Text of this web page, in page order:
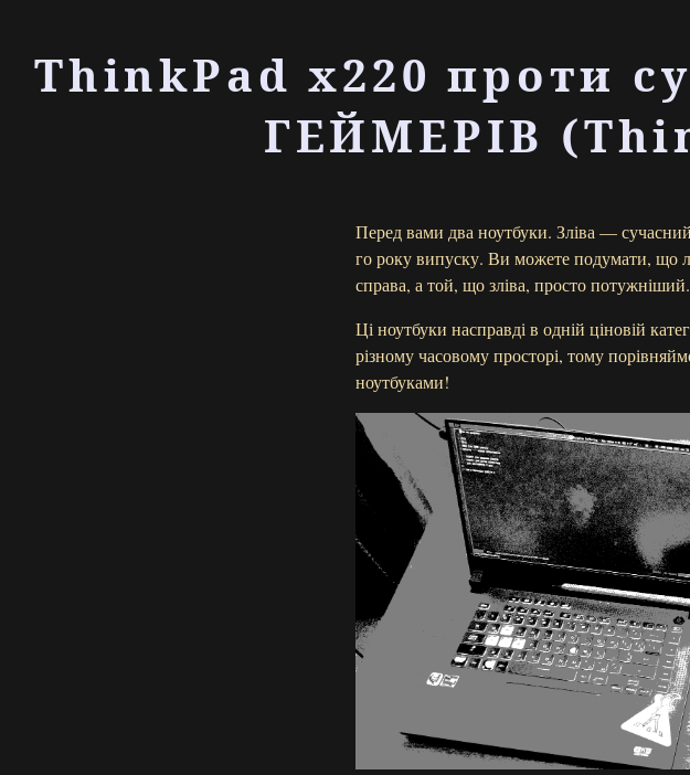
ThinkPad x220 проти
ГЕЙМЕРІВ
Перед вами два ноутбуки. Зліва —
го року випуску. Ви можете подумати, що
справа, а той, що зліва, просто потужніший.
Ці ноутбуки насправді в одній ціновій
різному часовому просторі, тому
ноутбуками!